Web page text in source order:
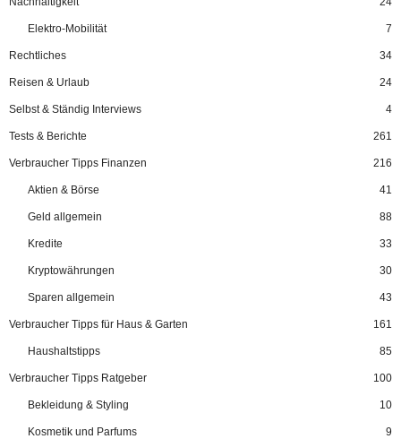
Elektro-Mobilität 7
Rechtliches 34
Reisen & Urlaub 24
Selbst & Ständig Interviews 4
Tests & Berichte 261
Verbraucher Tipps Finanzen 216
Aktien & Börse 41
Geld allgemein 88
Kredite 33
Kryptowährungen 30
Sparen allgemein 43
Verbraucher Tipps für Haus & Garten 161
Haushaltstipps 85
Verbraucher Tipps Ratgeber 100
Bekleidung & Styling 10
Kosmetik und Parfums 9